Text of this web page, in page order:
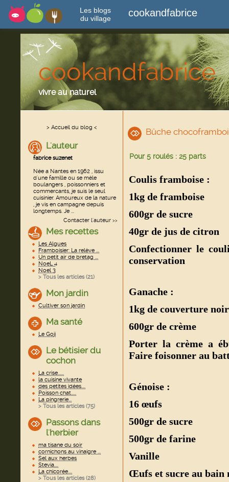
Les blogs
du village
cookandfabrice
cookandfabrice
vivre au naturel
> Accueil du blog <
L'auteur
fabrice suzenet
Née a Nantes en 1962 , issu
d'une famille ou se mèle
boulangers , poissonniers et
commercants, je suis le seul
cuisinier. Amoureux de la nature
, je vis en campagne depuis
longtemps. Je ...
Contacter l'auteur >>
Mes recettes
Les Algues
Framboisier: La relève ...
Un petit air de bretag ...
NoeL 4
Noel 3
> Tous les articles (21)
Mon jardin
Cultiver son jardin
Ma santé
Le Goji
Le bétisier du
cochon
La crise......
la cuisine vivante
des petites idées....
Poisson chat.....
La pingrerie...
> Tous les articles (75)
Passons dans
l'herbier
ma tisane du soir
cornichons au vinaigre ...
Sel aux herbes
Stevia....
La chicorée....
> Tous les articles (28)
Bûche
Pour 5 roulés : 25 parts
Coulis framboise :
1kg de framboise
600gr de sucre
40gr de jus de citron
Confectionner le
conservation
Ganache :
1kg de couverture noir
600gr de crème
Porter la crème a
Faire foisonner au
Génoise :
16 œufs
500gr de sucre
500gr de farine
Vanille
Œufs et sucre au bain